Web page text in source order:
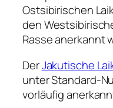
Ostsibirischen
den
Rasse anerkannt
DerJakutische
unter Standard-
vorläufig